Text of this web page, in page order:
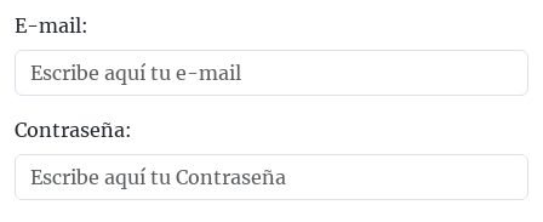
E-mail:
Contraseña: